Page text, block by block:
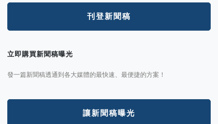
刊登新聞稿
立即購買新聞稿曝光
發一篇新聞稿透通到各大媒體的最快速、最便捷的方案！
讓新聞稿曝光